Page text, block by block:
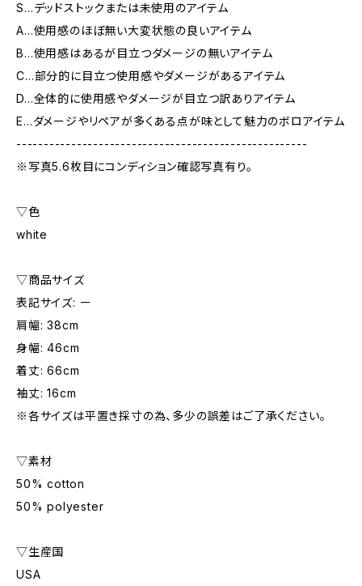
S…デッドストックまたは未使用のアイテム
A…使用感のほぼ無い大変状態の良いアイテム
B…使用感はあるが目立つダメージの無いアイテム
C…部分的に目立つ使用感やダメージがあるアイテム
D…全体的に使用感やダメージが目立つ訳ありアイテム
E…ダメージやリペアが多くある点が味として魅力のボロアイテム
-----------------------------------------------------
※写真5.6枚目にコンディション確認写真有り。
▽色
white
▽商品サイズ
表記サイズ: ー
肩幅: 38cm
身幅: 46cm
着丈: 66cm
袖丈: 16cm
※各サイズは平置き採寸の為、多少の誤差はご了承ください。
▽素材
50% cotton
50% polyester
▽生産国
USA